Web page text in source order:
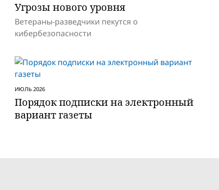
Угрозы нового уровня
Ветераны-разведчики пекутся о
кибербезопасности
ИЮЛЬ 2026
Порядок подписки на электронный
вариант газеты